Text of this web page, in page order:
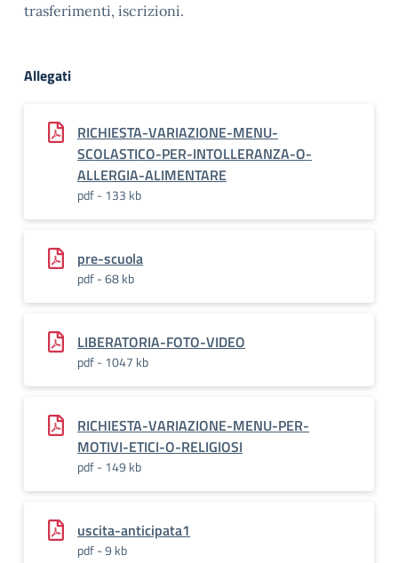
trasferimenti, iscrizioni.
Allegati
RICHIESTA-VARIAZIONE-MENU-
SCOLASTICO-PER-INTOLLERANZA-O-
ALLERGIA-ALIMENTARE
pdf - 133 kb
pre-scuola
pdf - 68 kb
LIBERATORIA-FOTO-VIDEO
pdf - 1047 kb
RICHIESTA-VARIAZIONE-MENU-PER-
MOTIVI-ETICI-O-RELIGIOSI
pdf - 149 kb
uscita-anticipata1
pdf - 9 kb